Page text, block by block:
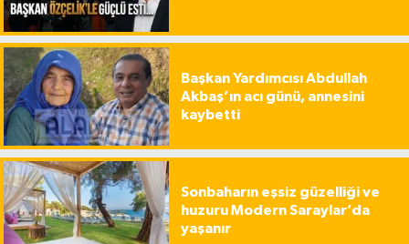
Başkan Yardımcısı Abdullah
Akbaş’ın acı günü, annesini
kaybetti
Sonbaharın eşsiz güzelliği ve
huzuru Modern Saraylar’da
yaşanır